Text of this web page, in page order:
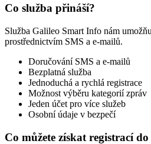
Co služba přináší?
Služba Galileo Smart Info nám
prostřednictvím SMS a e-mailů.
Doručování SMS a e-mailů
Bezplatná služba
Jednoduchá a rychlá registrace
Možnost výběru kategorií zpráv
Jeden účet pro více služeb
Osobní údaje v bezpečí
Co můžete získat registrací